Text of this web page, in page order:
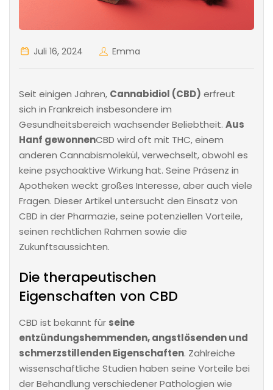
Juli 16, 2024 Emma
Seit einigen Jahren, Cannabidiol (CBD) erfreut
sich in Frankreich insbesondere im
Gesundheitsbereich wachsender Beliebtheit. Aus
Hanf gewonnenCBD wird oft mit THC, einem
anderen Cannabismolekül, verwechselt, obwohl es
keine psychoaktive Wirkung hat. Seine Präsenz in
Apotheken weckt großes Interesse, aber auch viele
Fragen. Dieser Artikel untersucht den Einsatz von
CBD in der Pharmazie, seine potenziellen Vorteile,
seinen rechtlichen Rahmen sowie die
Zukunftsaussichten.
Die therapeutischen
Eigenschaften von CBD
CBD ist bekannt für seine
entzündungshemmenden, angstlösenden und
schmerzstillenden Eigenschaften. Zahlreiche
wissenschaftliche Studien haben seine Vorteile bei
der Behandlung verschiedener Pathologien wie